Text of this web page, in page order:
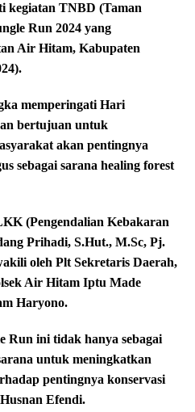
kegiatan TNBD (Taman
Run 2024 yang
Air Hitam, Kabupaten
memperingati Hari
bertujuan untuk
akan pentingnya
sebagai sarana healing forest
(Pengendalian Kebakaran
Prihadi, S.Hut., M.Sc, Pj.
oleh Plt Sekretaris Daerah,
Air Hitam Iptu Made
Haryono.
Run ini tidak hanya sebagai
untuk meningkatkan
pentingnya konservasi
Efendi.